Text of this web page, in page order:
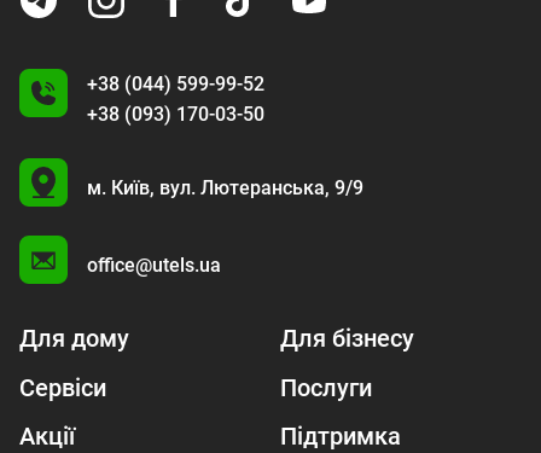
+38 (044) 599-99-52
+38 (093) 170-03-50
U
м. Київ, вул. Лютеранська, 9/9
office@utels.ua
Для дому
Для бізнесу
Сервіси
Послуги
Акції
Підтримка